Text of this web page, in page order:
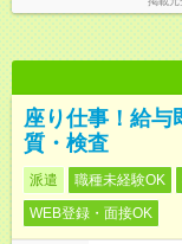
座り仕事！給与
質・検査
派遣 職種未経験OK
WEB登録・面接OK